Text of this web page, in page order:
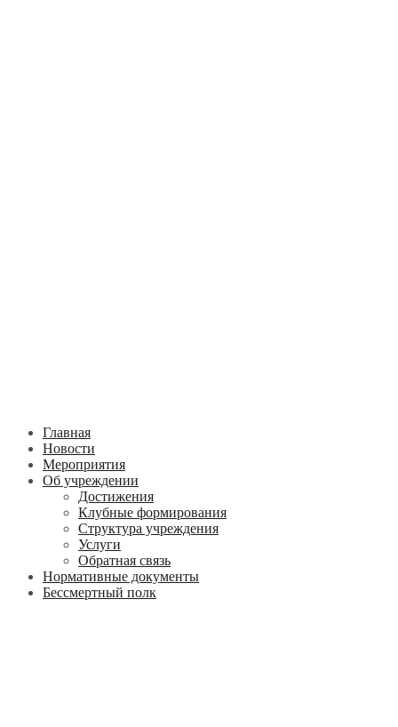
Главная
Новости
Мероприятия
Об учреждении
Достижения
Клубные формирования
Структура учреждения
Услуги
Обратная связь
Нормативные документы
Бессмертный полк